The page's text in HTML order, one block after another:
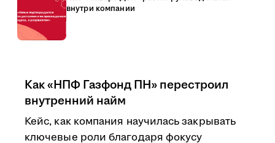
внутри компании
Как «НПФ Газфонд ПН» перестроил
внутренний найм
Кейс, как компания научилась закрывать
ключевые роли благодаря фокусу